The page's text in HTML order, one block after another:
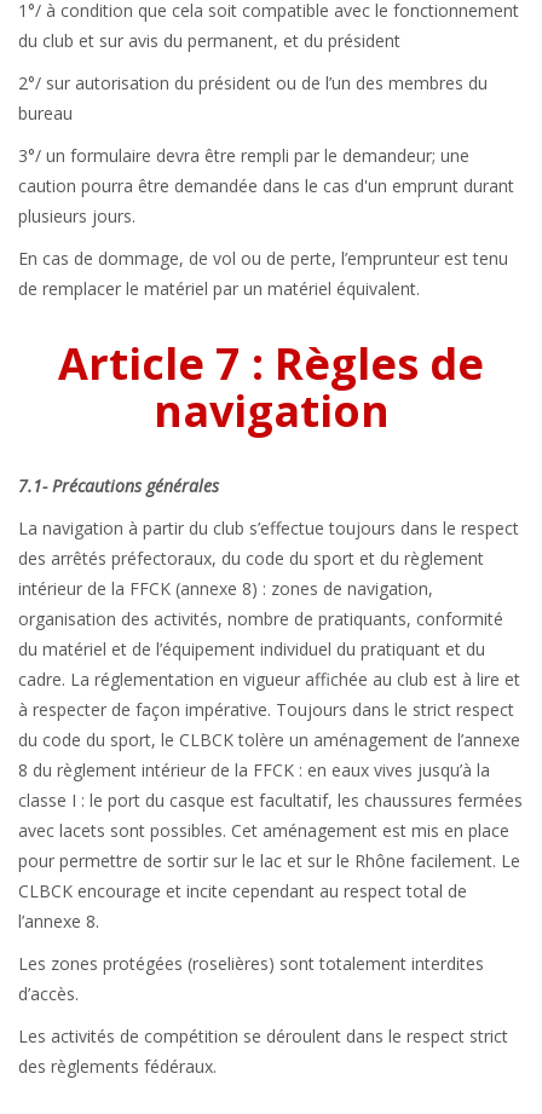
1°/ à condition que cela soit compatible avec le fonctionnement
du club et sur avis du permanent, et du président
2°/ sur autorisation du président ou de l’un des membres du
bureau
3°/ un formulaire devra être rempli par le demandeur; une
caution pourra être demandée dans le cas d'un emprunt durant
plusieurs jours.
En cas de dommage, de vol ou de perte, l’emprunteur est tenu
de remplacer le matériel par un matériel équivalent.
Article 7 : Règles de
navigation
7.1- Précautions générales
La navigation à partir du club s’effectue toujours dans le respect
des arrêtés préfectoraux, du code du sport et du règlement
intérieur de la FFCK (annexe 8) : zones de navigation,
organisation des activités, nombre de pratiquants, conformité
du matériel et de l’équipement individuel du pratiquant et du
cadre. La réglementation en vigueur affichée au club est à lire et
à respecter de façon impérative. Toujours dans le strict respect
du code du sport, le CLBCK tolère un aménagement de l’annexe
8 du règlement intérieur de la FFCK : en eaux vives jusqu’à la
classe I : le port du casque est facultatif, les chaussures fermées
avec lacets sont possibles. Cet aménagement est mis en place
pour permettre de sortir sur le lac et sur le Rhône facilement. Le
CLBCK encourage et incite cependant au respect total de
l’annexe 8.
Les zones protégées (roselières) sont totalement interdites
d’accès.
Les activités de compétition se déroulent dans le respect strict
des règlements fédéraux.